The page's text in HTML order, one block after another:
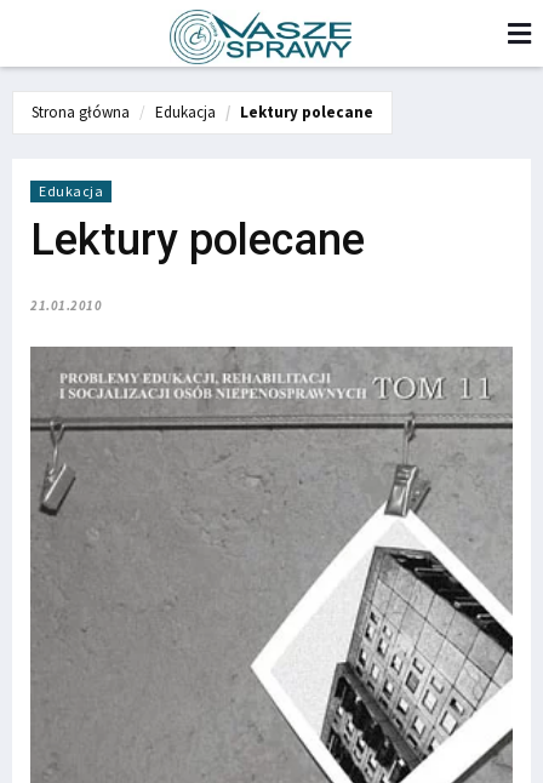
Strona główna Edukacja Lektury polecane
Edukacja
Lektury polecane
21.01.2010